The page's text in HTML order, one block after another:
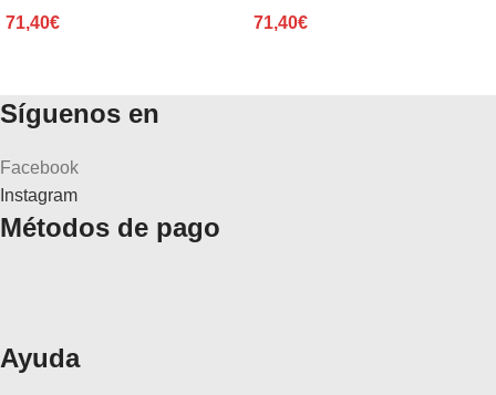
71,40€ 71,40€
Síguenos en
Facebook
Instagram
Métodos de pago
Ayuda